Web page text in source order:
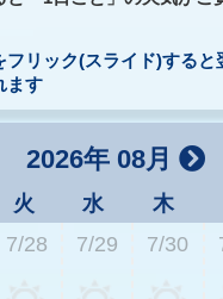
フリック(スライド)すると
ます
2026年 08月
火 水 木
7/28 7/29 7/30